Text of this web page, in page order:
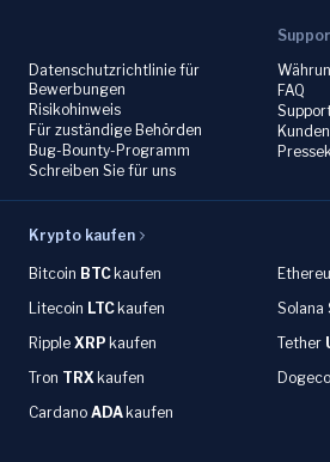
Datenschutzrichtlinie für
Bewerbungen
Risikohinweis
Für zuständige Behörden
Bug-Bounty-Programm
Schreiben Sie für uns
FAQ
Krypto kaufen
Bitcoin BTC kaufen
Litecoin LTC kaufen Solana
Ripple XRP kaufen Tether
Tron TRX kaufen
Cardano ADA kaufen